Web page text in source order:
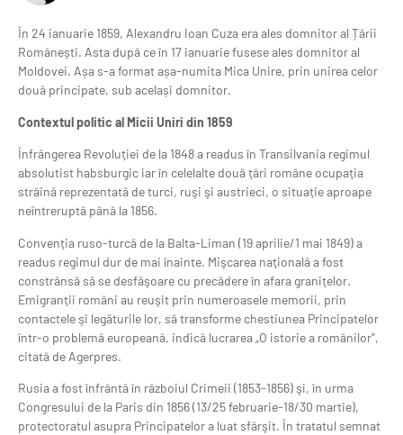
În 24 ianuarie 1859, Alexandru Ioan Cuza era ales domnitor al Țării
Românești. Asta după ce în 17 ianuarie fusese ales domnitor al
Moldovei. Așa s-a format așa-numita Mica Unire, prin unirea celor
două principate, sub același domnitor.
Contextul politic al Micii Uniri din 1859
Înfrângerea Revoluţiei de la 1848 a readus în Transilvania regimul
absolutist habsburgic iar în celelalte două ţări române ocupaţia
străină reprezentată de turci, ruşi şi austrieci, o situaţie aproape
neîntreruptă până la 1856.
Convenţia ruso-turcă de la Balta-Liman (19 aprilie/1 mai 1849) a
readus regimul dur de mai înainte. Mişcarea naţională a fost
constrânsă să se desfăşoare cu precădere în afara graniţelor.
Emigranţii români au reuşit prin numeroasele memorii, prin
contactele şi legăturile lor, să transforme chestiunea Principatelor
într-o problemă europeană, indică lucrarea „O istorie a românilor”,
citată de Agerpres.
Rusia a fost înfrântă în războiul Crimeii (1853-1856) şi, în urma
Congresului de la Paris din 1856 (13/25 februarie-18/30 martie),
protectoratul asupra Principatelor a luat sfârşit. În tratatul semnat